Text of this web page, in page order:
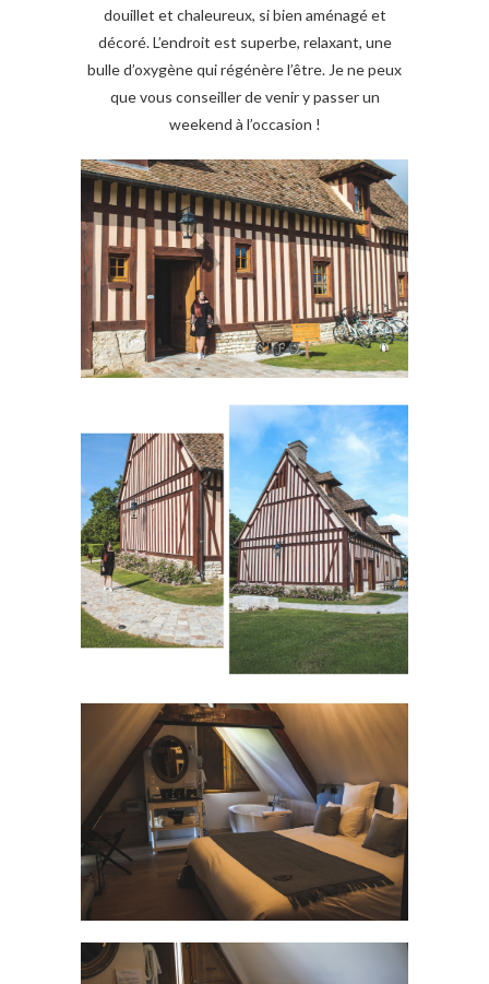
douillet et chaleureux, si bien aménagé et
décoré. L’endroit est superbe, relaxant, une
bulle d’oxygène qui régénère l’être. Je ne peux
que vous conseiller de venir y passer un
weekend à l’occasion !